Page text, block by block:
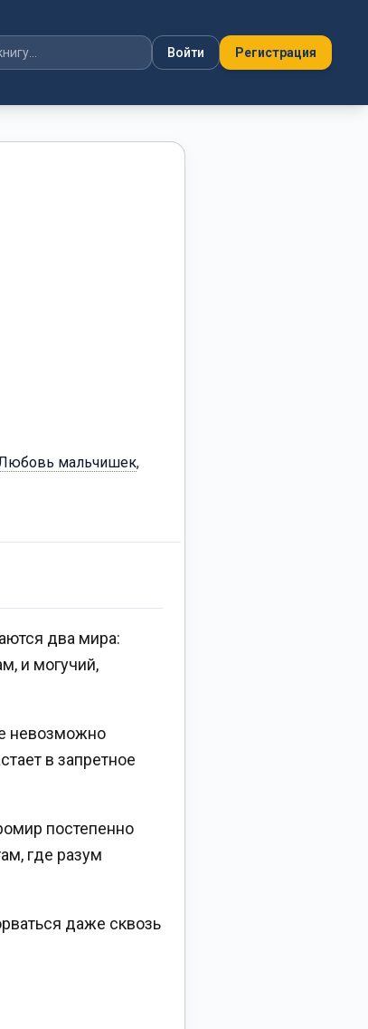
Войти Регистрация
мальчишек,
два мира:
и могучий,
невозможно
в запретное
постепенно
где разум
даже сквозь